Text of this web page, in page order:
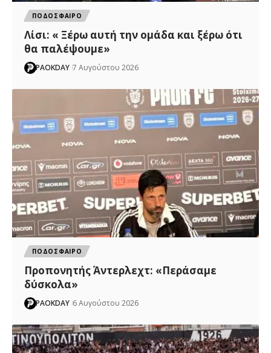
ΠΟΔΟΣΦΑΙΡΟ
Λίσι: « Ξέρω αυτή την ομάδα και ξέρω ότι
θα παλέψουμε»
PAOKDAY 7 Αυγούστου 2026
ΠΟΔΟΣΦΑΙΡΟ
Προπονητής Άντερλεχτ: «Περάσαμε
δύσκολα»
PAOKDAY 6 Αυγούστου 2026